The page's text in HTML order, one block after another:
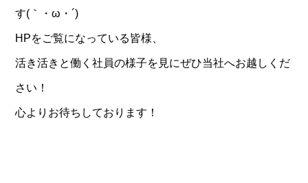
す(｀・ω・´)ゞ
HPをご覧になっている皆様、
活き活きと働く社員の様子を見にぜひ当社へお越しくだ
さい！
心よりお待ちしております！